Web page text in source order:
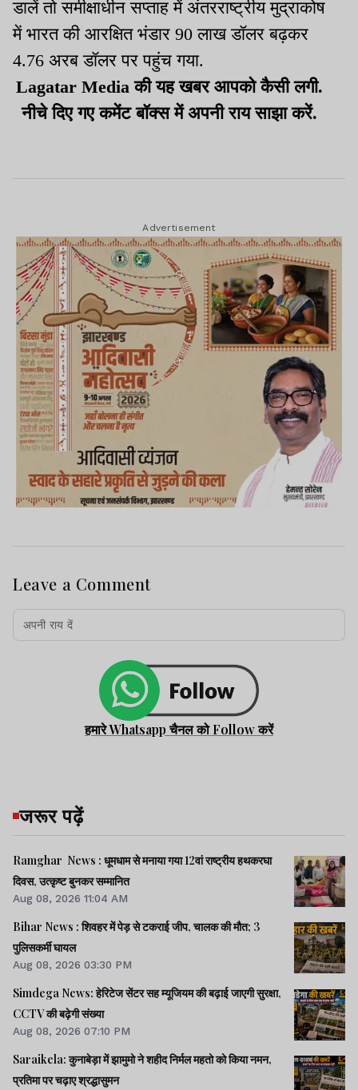
डालें तो समीक्षाधीन सप्ताह में अंतरराष्ट्रीय मुद्राकोष
में भारत की आरक्षित भंडार 90 लाख डॉलर बढ़कर
4.76 अरब डॉलर पर पहुंच गया.
Lagatar Media की यह खबर आपको कैसी लगी.
नीचे दिए गए कमेंट बॉक्स में अपनी राय साझा करें.
Advertisement
Leave a Comment
हमारे Whatsapp चैनल को Follow करें
जरूर पढ़ें
Ramghar News : धूमधाम से मनाया गया 12वां राष्ट्रीय हथकरघा
दिवस, उत्कृष्ट बुनकर सम्मानित
Aug 08, 2026 11:04 AM
Bihar News : शिवहर में पेड़ से टकराई जीप, चालक की मौत; 3
पुलिसकर्मी घायल
Aug 08, 2026 03:30 PM
Simdega News: हेरिटेज सेंटर सह म्यूजियम की बढ़ाई जाएगी सुरक्षा,
CCTV की बढ़ेगी संख्या
Aug 08, 2026 07:10 PM
Saraikela: कुनाबेड़ा में झामुमो ने शहीद निर्मल महतो को किया नमन,
प्रतिमा पर चढ़ाए श्रद्धासुमन